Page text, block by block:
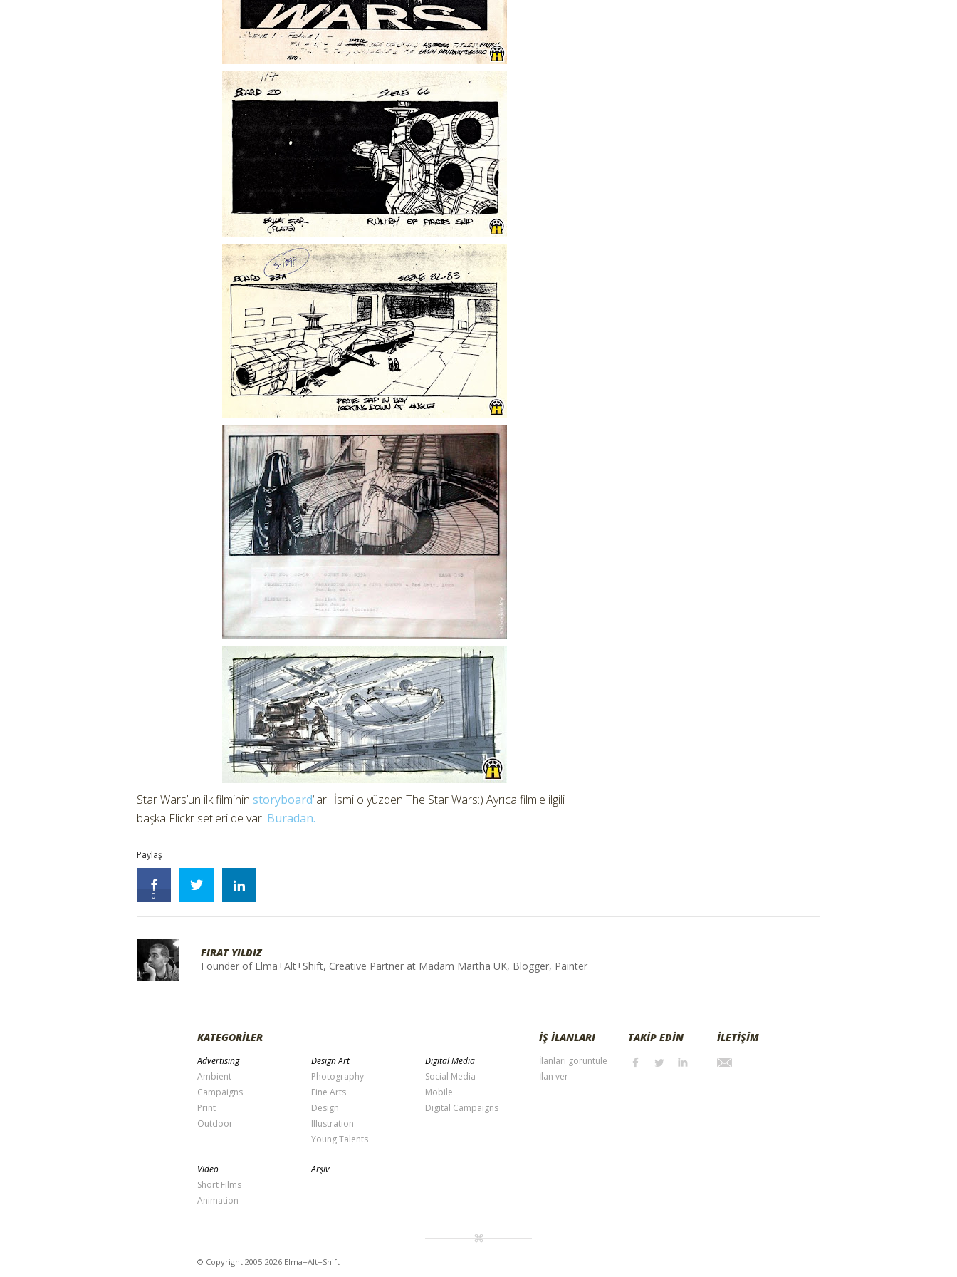
Star Wars’un ilk filminin storyboard‘ları. İsmi o yüzden The Star Wars:) Ayrıca filmle ilgili
başka Flickr setleri de var. Buradan.
Paylaş
0
FIRAT YILDIZ
Founder of Elma+Alt+Shift, Creative Partner at Madam Martha UK, Blogger, Painter
KATEGORİLER
Advertising
Ambient
Campaigns
Print
Outdoor
Design Art
Photography
Fine Arts
Design
Illustration
Young Talents
Digital Media
Social Media
Mobile
Digital Campaigns
Video
Short Films
Animation
Arşiv
İŞ İLANLARI
İlanları görüntüle
İlan ver
TAKİP EDİN İLETİŞİM
© Copyright 2005-2026 Elma+Alt+Shift